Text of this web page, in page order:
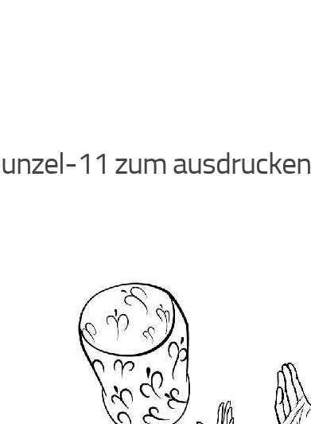
11 zum ausdrucken